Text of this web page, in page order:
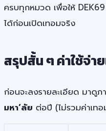
ครบทุกหมวด เพื่อให้
ได้ก่อนเปิดเทอมจริง
สรุปสั้น ๆ ค่าใช้จ่า
ก่อนจะลงรายละเอียด มาดูภ
มหา’ลัย ต่อปี (ไม่รวมค่าเท